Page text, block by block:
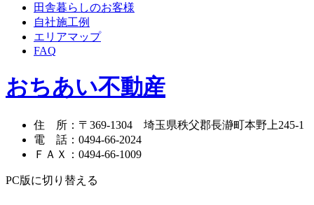
田舎暮らしのお客様
自社施工例
エリアマップ
FAQ
おちあい不動産
住 所 ： 〒369-1304 埼玉県秩父郡長瀞町本野上245-1
電 話 ： 0494-66-2024
ＦＡＸ
： 0494-66-1009
PC版に切り替える